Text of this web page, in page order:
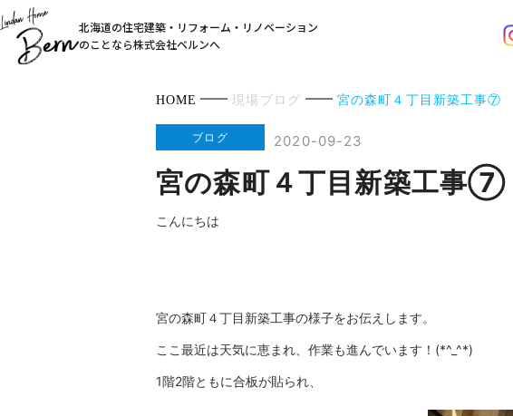
北海道の住宅建築・リフォーム・リノベーション
のことなら株式会社ベルンへ
HOME 現場ブログ 宮の森町４丁目新築工事⑦
ブログ 2020-09-23
宮の森町４丁目新築工事⑦
こんにちは
宮の森町４丁目新築工事の様子をお伝えします。
ここ最近は天気に恵まれ、作業も進んでいます！(*^_^*)
1階2階ともに合板が貼られ、